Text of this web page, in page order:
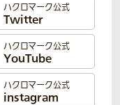
ハクロマーク公式
Twitter
ハクロマーク公式
YouTube
ハクロマーク公式
instagram